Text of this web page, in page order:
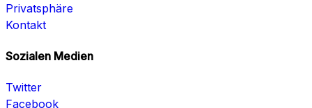
Privatsphäre
Kontakt
Sozialen Medien
Twitter
Facebook